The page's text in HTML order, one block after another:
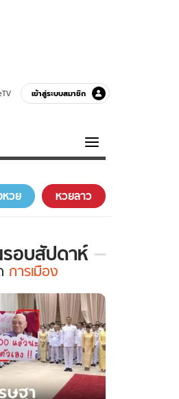
เข้าสู่ระบบสมาชิก
รอบตัว
หวย หวยลาว
รอบสัปดาห์
การเมือง